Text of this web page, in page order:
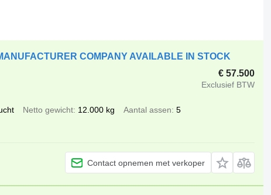
COMPANY AVAILABLE IN STOCK
€ 57.500
Exclusief BTW
Netto gewicht 12.000 kg Aantal assen 5
Contact opnemen met verkoper